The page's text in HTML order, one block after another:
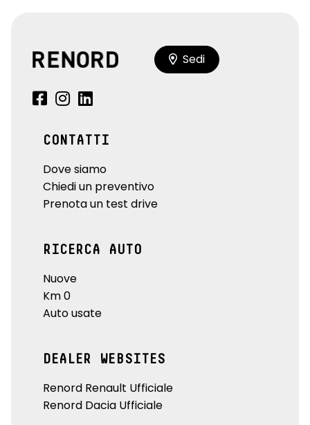
Sedi
CONTATTI
Dove siamo
Chiedi un preventivo
Prenota un test drive
RICERCA AUTO
Nuove
Km 0
Auto usate
DEALER WEBSITES
Renord Renault Ufficiale
Renord Dacia Ufficiale